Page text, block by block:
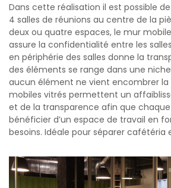
Dans cette réalisation il est possible
4 salles de réunions au centre de la
deux ou quatre espaces, le mur
assure la confidentialité entre les
en périphérie des salles donne la
des éléments se range dans une
aucun élément ne vient encombrer la
mobiles vitrés permettent un
et de la transparence afin que
bénéficier d’un espace de travail en
besoins. Idéale pour séparer cafétéria